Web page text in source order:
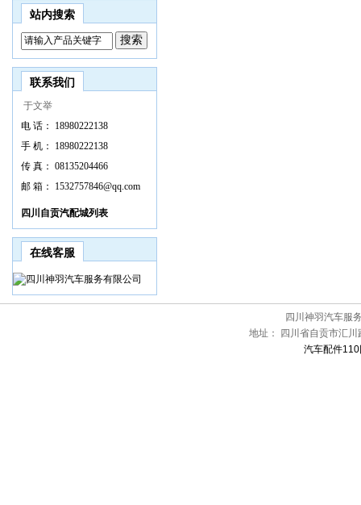
站内搜索
联系我们
于文举
电 话：
18980222138
手 机：
18980222138
传 真： 08135204466
邮 箱：
1532757846@qq.com
四川自贡汽配城列表
在线客服
四川神羽汽车服
地址：
四川省自贡市汇
汽车配件